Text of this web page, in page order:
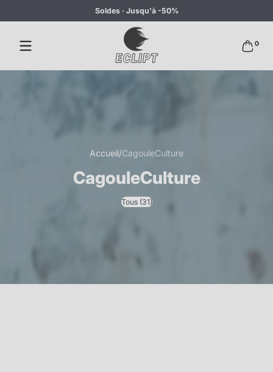
Soldes · Jusqu'à -50%
0
Accueil CagouleCulture
CagouleCulture
Tous (31)